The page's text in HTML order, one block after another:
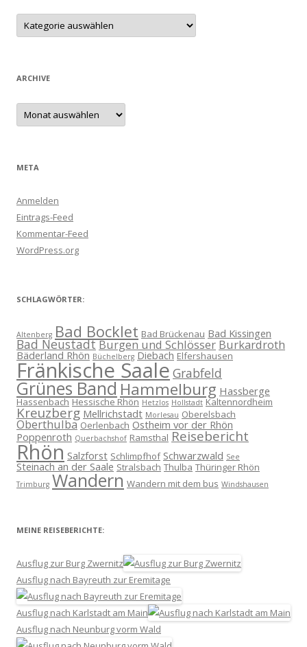
Kategorien
ARCHIVE
Archive
META
Anmelden
Eintrags-Feed
Kommentar-Feed
WordPress.org
SCHLAGWÖRTER:
Altenberg Bad Bocklet Bad Brückenau Bad Kissingen
Bad NeustadtBurgen und Schlösser Burkardroth
Bäderland Rhön Büchelberg Diebach Elfershausen
Fränkische Saale Grabfeld
Grünes BandHammelburg Hassberge
Hassenbach Hessische Rhön Hetzlos Hollstadt Kaltennordheim
Kreuzberg Mellrichstadt Morlesau Oberelsbach
Oberthulba Oerlenbach Ostheim vor der Rhön
Poppenroth Querbachshof Ramsthal Reisebericht
Rhön Salzforst Schlimpfhof Schwarzwald See
Steinach an der Saale Stralsbach Thulba Thüringer Rhön
Trimburg Wandern Wandern mit dem bus Windshausen
MEINE REISEBERICHTE:
Ausflug zur Burg Zwernitz
Ausflug nach Bayreuth zur Eremitage
Ausflug nach Karlstadt am Main
Ausflug nach Neunburg vorm Wald